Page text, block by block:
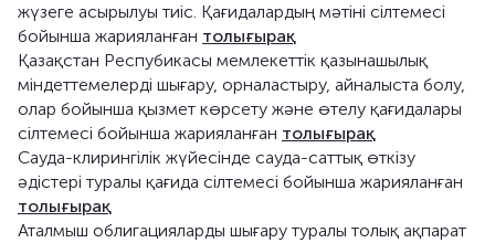
жүзеге асырылуы тиіс. Қағидалардың мәтіні сілтемесі
бойынша жарияланған толығырақ
Қазақстан Респубикасы мемлекеттік қазынашылық
міндеттемелерді шығару, орналастыру, айналыста болу,
олар бойынша қызмет көрсету және өтелу қағидалары
сілтемесі бойынша жарияланған толығырақ
Сауда-клирингілік жүйесінде сауда-саттық өткізу
әдістері туралы қағида сілтемесі бойынша жарияланған
толығырақ
Аталмыш облигацияларды шығару туралы толық ақпарат